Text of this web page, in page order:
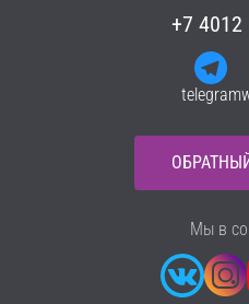
+7 4012
telegram
Мы в